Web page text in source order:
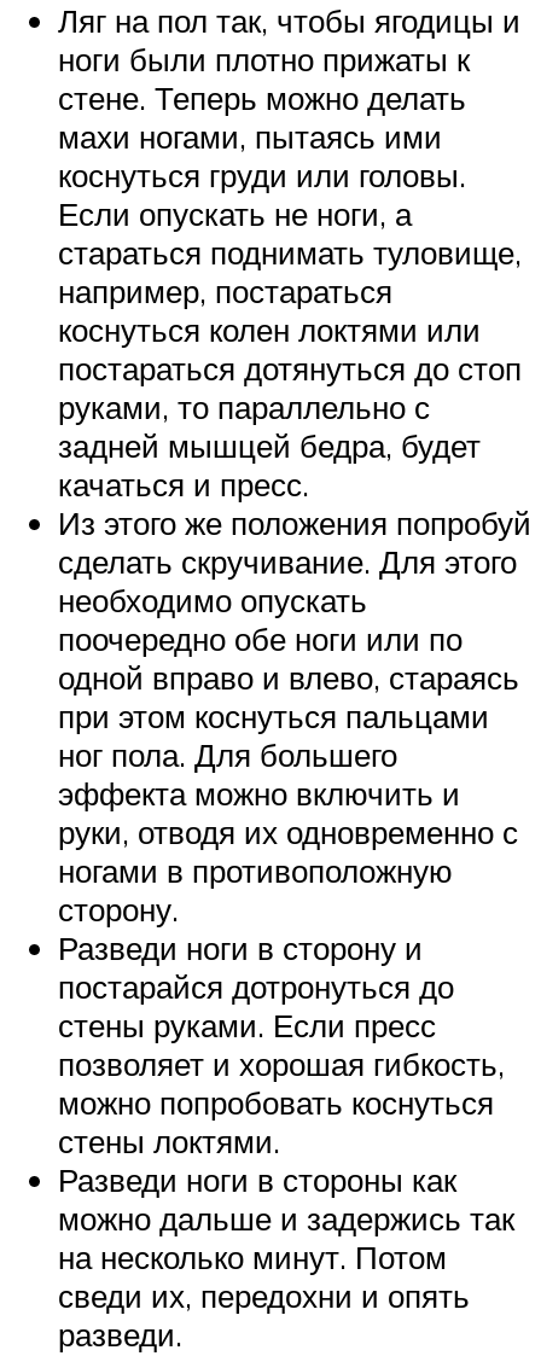
Ляг на пол так, чтобы ягодицы и
ноги были плотно прижаты к
стене. Теперь можно делать
махи ногами, пытаясь ими
коснуться груди или головы.
Если опускать не ноги, а
стараться поднимать туловище,
например, постараться
коснуться колен локтями или
постараться дотянуться до стоп
руками, то параллельно с
задней мышцей бедра, будет
качаться и пресс.
Из этого же положения попробуй
сделать скручивание. Для этого
необходимо опускать
поочередно обе ноги или по
одной вправо и влево, стараясь
при этом коснуться пальцами
ног пола. Для большего
эффекта можно включить и
руки, отводя их одновременно с
ногами в противоположную
сторону.
Разведи ноги в сторону и
постарайся дотронуться до
стены руками. Если пресс
позволяет и хорошая гибкость,
можно попробовать коснуться
стены локтями.
Разведи ноги в стороны как
можно дальше и задержись так
на несколько минут. Потом
сведи их, передохни и опять
разведи.